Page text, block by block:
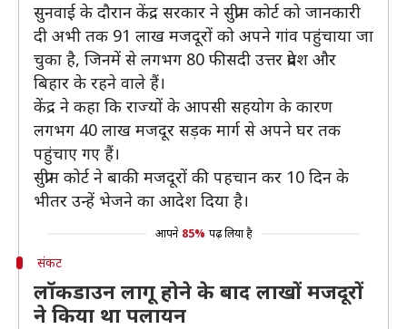
सुनवाई के दौरान केंद्र सरकार ने सुप्रीम कोर्ट को जानकारी
दी अभी तक 91 लाख मजदूरों को अपने गांव पहुंचाया जा
चुका है, जिनमें से लगभग 80 फीसदी उत्तर प्रदेश और
बिहार के रहने वाले हैं।
केंद्र ने कहा कि राज्यों के आपसी सहयोग के कारण
लगभग 40 लाख मजदूर सड़क मार्ग से अपने घर तक
पहुंचाए गए हैं।
सुप्रीम कोर्ट ने बाकी मजदूरों की पहचान कर 10 दिन के
भीतर उन्हें भेजने का आदेश दिया है।
आपने 85% पढ़ लिया है
संकट
लॉकडाउन लागू होने के बाद लाखों मजदूरों
ने किया था पलायन